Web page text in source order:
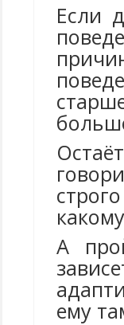
Если
А
ему